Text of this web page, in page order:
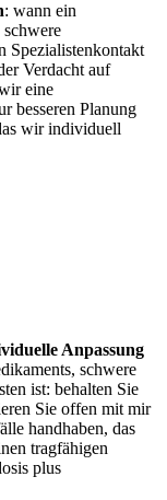
: wann ein
Spezialistenkontakt
Verdacht auf
‍eine
besseren Planung⁢
wir individuell
Anpassung
schwere
ist: behalten ⁢Sie
Sie offen mit mir
handhaben, das
tragfähigen
plus